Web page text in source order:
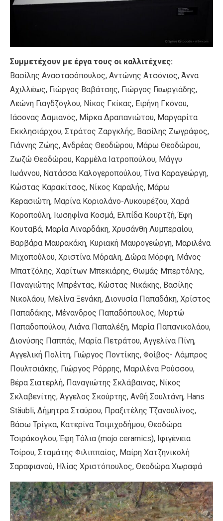
Συμμετέχουν με έργα τους οι καλλιτέχνες:
Βασίλης Αναστασόπουλος, Αντώνης Ατσόνιος, Άννα
Αχιλλέως, Γιώργος Βαβάτσης, Γιώργος Γεωργιάδης,
Λεώνη Γιαγδζόγλου, Νίκος Γκίκας, Ειρήνη Γκόνου,
Ιάσoνας Δαμιανός, Μίρκα Δραπανιώτου, Μαργαρίτα
Εκκλησιάρχου, Στράτος Ζαργκλής, Βασίλης Ζωγράφος,
Γιάννης Ζώης, Ανδρέας Θεοδώρου, Μάρω Θεοδώρου,
Ζωζώ Θεοδώρου, Καρμέλα Ιατροπούλου, Μάγγυ
Ιωάννου, Νατάσσα Καλογεροπούλου, Τίνα Καραγεώργη,
Κώστας Καρακίτσος, Νίκος Καραλής, Μάρω
Κερασιώτη, Μαρίνα Κοριολάνο-Λυκουρέζου, Χαρά
Κοροπούλη, Ιωσηφίνα Κοσμά, Ελπίδα Κουρτζή, Έφη
Κουταβά, Μαρία Λιναρδάκη, Χρυσάνθη Λυμπεραίου,
Βαρβάρα Μαυρακάκη, Κυριακή Μαυρογεώργη, Μαριλένα
Μιχοπούλου, Χριστίνα Μόραλη, Δώρα Μόρφη, Μάνος
Μπατζόλης, Χαρίτων Μπεκιάρης, Θωμάς Μπερτόλης,
Παναγιώτης Μπρέντας, Κώστας Νικάκης, Βασίλης
Νικολάου, Μελίνα Ξενάκη, Διονυσία Παπαδάκη, Χρίστος
Παπαδάκης, Μένανδρος Παπαδόπουλος, Μυρτώ
Παπαδοπούλου, Λιάνα Παπαλέξη, Μαρία Παπανικολάου,
Διονύσης Παππάς, Μαρία Πετράτου, Αγγελίνα Πίνη,
Αγγελική Πολίτη, Γιώργος Ποντίκης, Φοίβος- Λάμπρος
Πουλτσιάκης, Γιώργος Ρόρρης, Μαριλένα Ρούσσου,
Βέρα Σιατερλή, Παναγιώτης Σκλάβαινας, Νίκος
Σκλαβενίτης, Άγγελος Σκούρτης, Ανθή Σουλτάνη, Hans
Stäubli, Δήμητρα Σταύρου, Πραξιτέλης Τζανουλίνος,
Βάσω Τρίγκα, Κατερίνα Τσιμιχοδήμου, Θεοδώρα
Τσιράκογλου, Έφη Τόλια (mojo ceramics), Ιφιγένεια
Τσίρου, Σταμάτης Φιλιππαίος, Μαίρη Χατζηνικολή
Σαραφιανού, Ηλίας Χριστόπουλος, Θεοδώρα Χωραφά